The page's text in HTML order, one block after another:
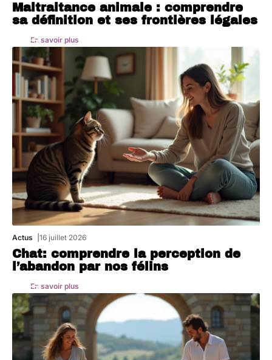
Maltraitance animale : comprendre
sa définition et ses frontières légales
En savoir plus
Actus 16 juillet 2026
Chat: comprendre la perception de
l’abandon par nos félins
En savoir plus